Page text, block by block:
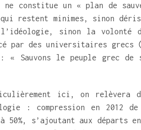
constitue un « plan de
restent minimes, sinon
sinon la volonté
par des universitaires grecs (
Sauvons le peuple grec de
ici, on relèvera
: compression en 2012
s’ajoutant aux départs